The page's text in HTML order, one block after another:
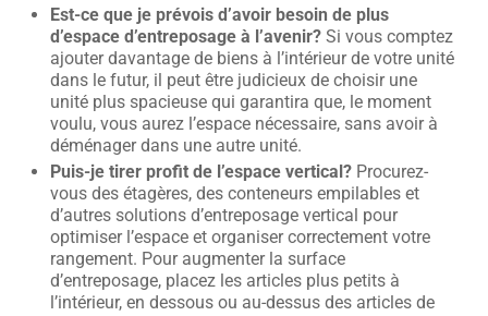
Est-ce que je prévois d’avoir besoin de plus
d’espace d’entreposage à l’avenir? Si vous comptez
ajouter davantage de biens à l’intérieur de votre unité
dans le futur, il peut être judicieux de choisir une
unité plus spacieuse qui garantira que, le moment
voulu, vous aurez l’espace nécessaire, sans avoir à
déménager dans une autre unité.
Puis-je tirer profit de l’espace vertical? Procurez-
vous des étagères, des conteneurs empilables et
d’autres solutions d’entreposage vertical pour
optimiser l’espace et organiser correctement votre
rangement. Pour augmenter la surface
d’entreposage, placez les articles plus petits à
l’intérieur, en dessous ou au-dessus des articles de